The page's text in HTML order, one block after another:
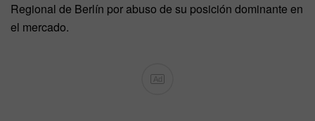
Regional de Berlín por abuso de su posición dominante en
el mercado.
Ad